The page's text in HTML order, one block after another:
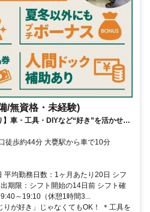
/無資格・未経験)
】車・工具・DIYなど“好き”を活かせ
単位／月残業10h未満》
徒歩約44分 大甕駅から車で10分
平均勤務日数：1ヶ月あたり20日 シフ
期限：シフト開始の14日前 シフト確
～19:10（休憩1時間3...
が好き」じゃなくてもOK！ ＊工具を